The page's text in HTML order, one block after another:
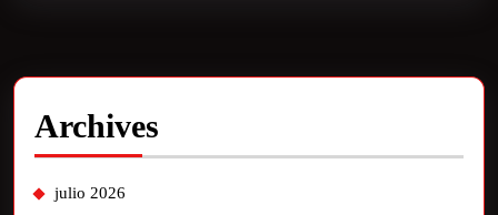
Archives
julio 2026